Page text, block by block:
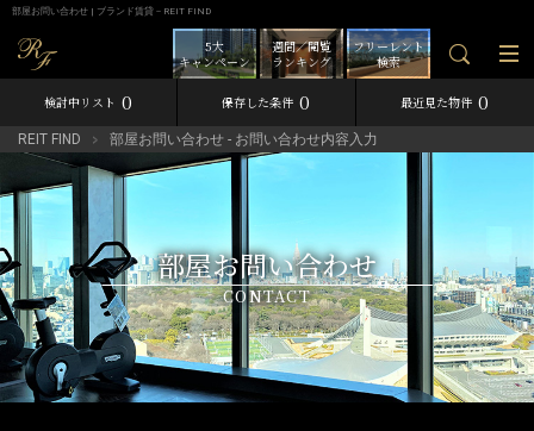
部屋お問い合わせ | ブランド賃貸－REIT FIND
フリーレント
検索
週間／閲覧
ランキング
5大
キャンペーン
検討中リスト 0 保存した条件 0 最近見た物件 0
REIT FIND 部屋お問い合わせ - お問い合わせ内容入力
部屋お問い合わせ
CONTACT